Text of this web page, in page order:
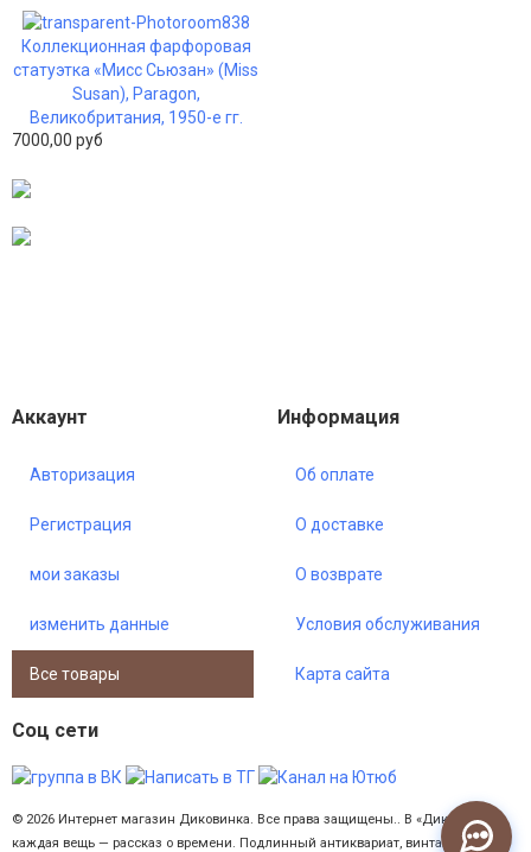
Коллекционная фарфоровая
статуэтка «Мисс Сьюзан» (Miss
Susan), Paragon,
Великобритания, 1950-е гг.
7000,00 руб
Аккаунт
Авторизация
Регистрация
мои заказы
изменить данные
Все товары
Информация
Об оплате
О доставке
О возврате
Условия обслуживания
Карта сайта
Соц сети
© 2026 Интернет магазин Диковинка. Все права защищены.. В «Диковинке»
каждая вещь — рассказ о времени. Подлинный антиквариат, винтажные
•Только что